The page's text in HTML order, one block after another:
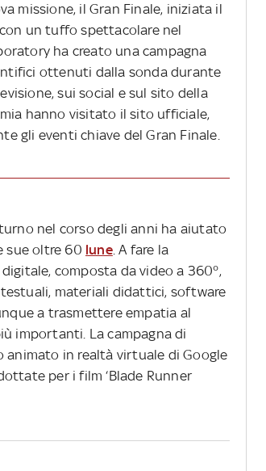
missione, il Gran Finale, iniziata il
un tuffo spettacolare nel
ha creato una campagna
ottenuti dalla sonda durante
sui social e sul sito della
hanno visitato il sito ufficiale,
gli eventi chiave del Gran Finale.
nel corso degli anni ha aiutato
sue oltre 60 lune. A fare la
composta da video a 360°,
materiali didattici, software
a trasmettere empatia al
importanti. La campagna di
animato in realtà virtuale di Google
per i film ‘Blade Runner